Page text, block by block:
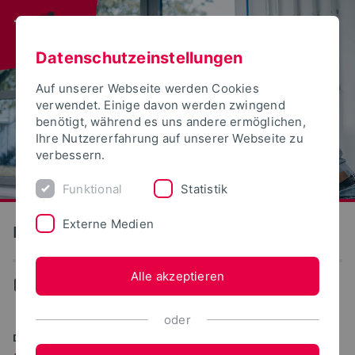
Produktion und Technik
Produktion und Technik
DIGITAL. NACHHALTIG. INNOVATIV.
Datenschutzeinstellungen
Auf unserer Webseite werden Cookies
verwendet. Einige davon werden zwingend
benötigt, während es uns andere ermöglichen,
Ihre Nutzererfahrung auf unserer Webseite zu
verbessern.
Funktional Statistik
Externe Medien
Alle akzeptieren
oder